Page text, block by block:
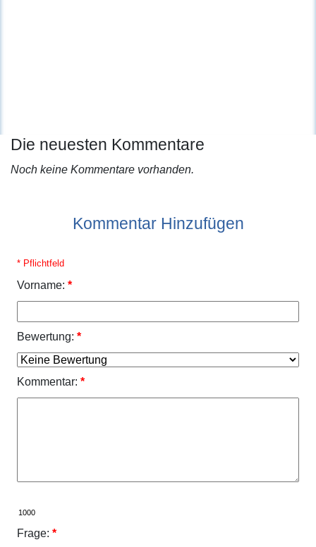
Die neuesten Kommentare
Noch keine Kommentare vorhanden.
Kommentar Hinzufügen
* Pflichtfeld
Vorname: *
Bewertung: *
Kommentar: *
Frage: *